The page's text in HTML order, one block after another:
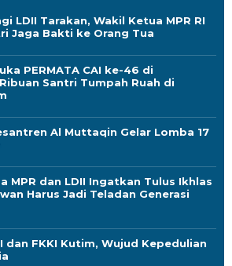
LDII Tarakan, Wakil Ketua MPR RI
Jaga Bakti ke Orang Tua
PERMATA CAI ke-46 di
Santri Tumpah Ruah di
Al Muttaqin Gelar Lomba 17
MPR dan LDII Ingatkan Tulus Ikhlas
Harus Jadi Teladan Generasi
dan FKKI Kutim, Wujud Kepedulian